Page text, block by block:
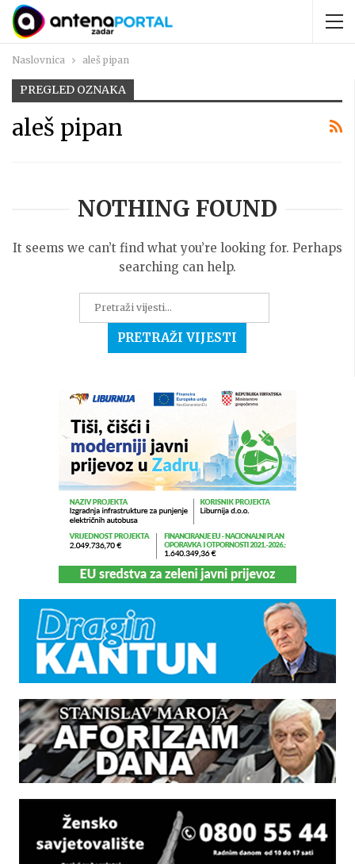
Naslovnica aleš pipan
PREGLED OZNAKA
aleš pipan
NOTHING FOUND
It seems we can’t find what you’re looking for. Perhaps
searching can help.